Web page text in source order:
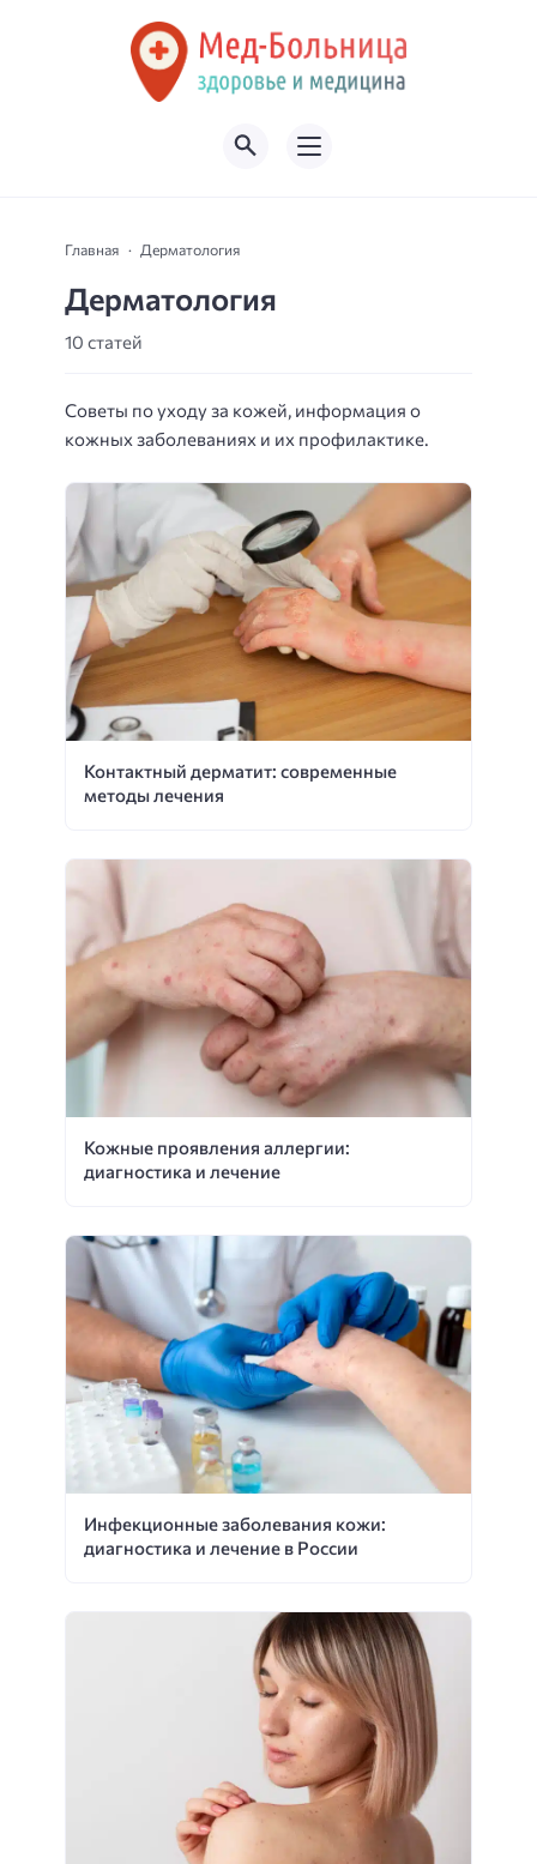
Главная Дерматология
Дерматология
10 статей
Советы по уходу за кожей, информация о
кожных заболеваниях и их профилактике.
Контактный дерматит: современные
методы лечения
Кожные проявления аллергии:
диагностика и лечение
Инфекционные заболевания кожи:
диагностика и лечение в России